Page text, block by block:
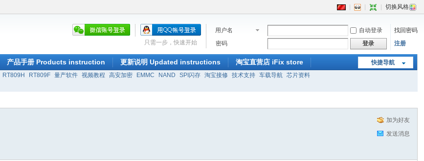
切换风格
用户名 自动登录
找回密码
密码
登录 注册
只需一步，快速开始
快捷导航
产品手册 Products instruction 更新说明 Updated instructions 淘宝直营店 iFix store
RT809H RT809F 量产软件 视频教程 高安加密 EMMC NAND SPI闪存 淘宝接修 技术支持 车载导航 芯片资料
加为好友
发送消息